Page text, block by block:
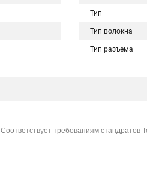
Тип
Тип волокна
Тип разъема
Соответствует требованиям стандратов